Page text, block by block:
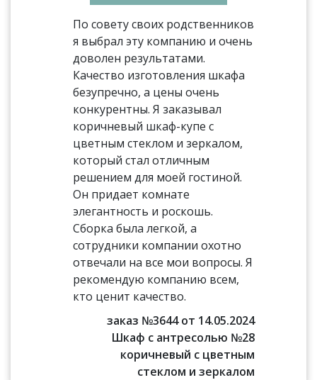
По совету своих родственников
я выбрал эту компанию и очень
доволен результатами.
Качество изготовления шкафа
безупречно, а цены очень
конкурентны. Я заказывал
коричневый шкаф-купе с
цветным стеклом и зеркалом,
который стал отличным
решением для моей гостиной.
Он придает комнате
элегантность и роскошь.
Сборка была легкой, а
сотрудники компании охотно
отвечали на все мои вопросы. Я
рекомендую компанию всем,
кто ценит качество.
заказ №3644 от 14.05.2024
Шкаф с антресолью №28
коричневый с цветным
стеклом и зеркалом